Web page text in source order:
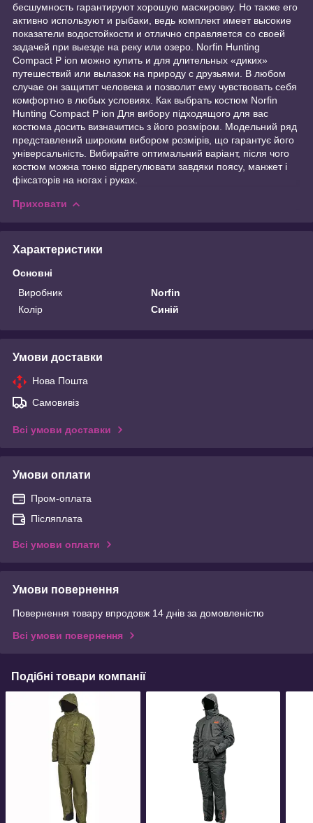
бесшумность гарантируют хорошую маскировку. Но также его
активно используют и рыбаки, ведь комплект имеет высокие
показатели водостойкости и отлично справляется со своей
задачей при выезде на реку или озеро. Norfin Hunting
Compact P ion можно купить и для длительных «диких»
путешествий или вылазок на природу с друзьями. В любом
случае он защитит человека и позволит ему чувствовать себя
комфортно в любых условиях. Как выбрать костюм Norfin
Hunting Compact P ion Для вибору підходящого для вас
костюма досить визначитись з його розміром. Модельний ряд
представлений широким вибором розмірів, що гарантує його
універсальність. Вибирайте оптимальний варіант, після чого
костюм можна тонко відрегулювати завдяки поясу, манжет і
фіксаторів на ногах і руках.
Приховати
Характеристики
Основні
Виробник
Norfin
Колір
Синій
Умови доставки
Нова Пошта
Самовивіз
Всі умови доставки
Умови оплати
Пром-оплата
Післяплата
Всі умови оплати
Умови повернення
Повернення товару впродовж 14 днів за домовленістю
Всі умови повернення
Подібні товари компанії